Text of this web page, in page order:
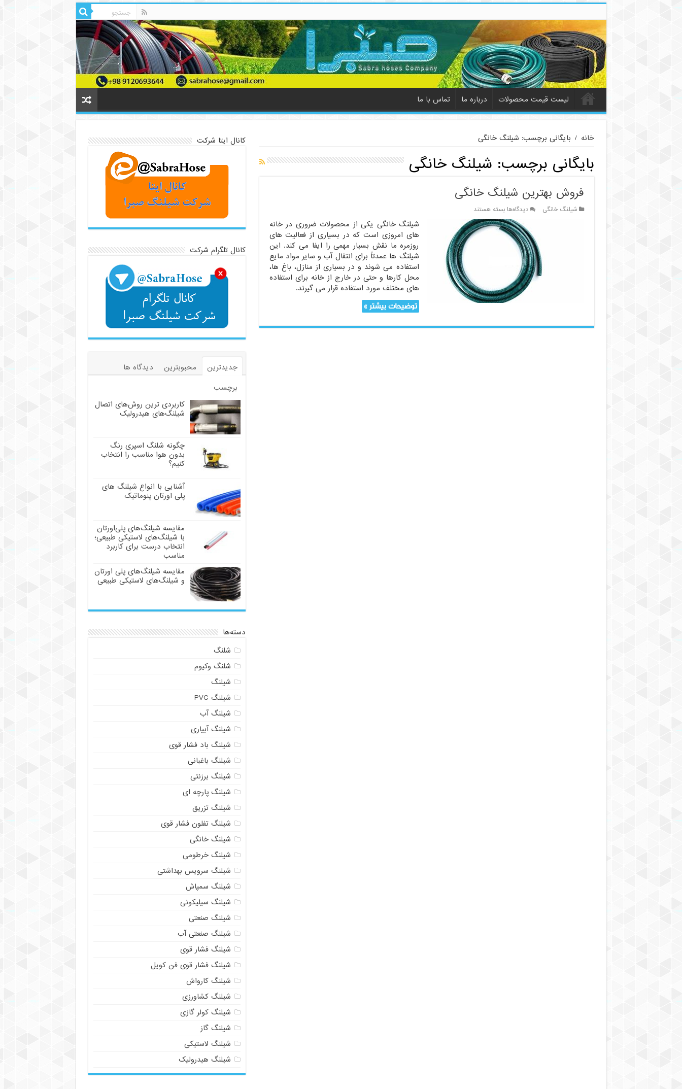
لیست قیمت محصولات درباره ما تماس با ما
خانه / بایگانی برچسب: شیلنگ خانگی
بایگانی برچسب: شیلنگ خانگی
فروش بهترین شیلنگ خانگی
شیلنگ خانگی دیدگاه‌هابرای
فروش
بهترین
بسته هستند
شیلنگ خانگی یکی از محصولات ضروری در خانه
های امروزی است که در بسیاری از فعالیت های
روزمره ما نقش بسیار مهمی را ایفا می کند. این
شیلنگ ها عمدتاً برای انتقال آب و سایر مواد مایع
استفاده می شوند و در بسیاری از منازل، باغ ها،
محل کارها و حتی در خارج از خانه برای استفاده
های مختلف مورد استفاده قرار می گیرند.
توضیحات بیشتر »
کانال ایتا شرکت
کانال تلگرام شرکت
جدیدترین محبوبترین
دیدگاه ها
برچسب
کاربردی ترین روش‌های اتصال
شیلنگ‌های هیدرولیک
چگونه شلنگ اسپری رنگ
بدون هوا مناسب را انتخاب
کنیم؟
آشنایی با انواع شیلنگ های
پلی اورتان پنوماتیک
مقایسه شیلنگ‌های پلی‌اورتان
با شیلنگ‌های لاستیکی طبیعی؛
انتخاب درست برای کاربرد
مناسب
مقایسه شیلنگ‌های پلی اورتان
و شیلنگ‌های لاستیکی طبیعی
دسته‌ها
شلنگ
شلنگ وکیوم
شیلنگ
شیلنگ PVC
شیلنگ آب
شیلنگ آبیاری
شیلنگ باد فشار قوی
شیلنگ باغبانی
شیلنگ برزنتی
شیلنگ پارچه‌ ای
شیلنگ تزریق
شیلنگ تفلون فشار قوی
شیلنگ خانگی
شیلنگ خرطومی
شیلنگ سرویس بهداشتی
شیلنگ سمپاش
شیلنگ سیلیکونی
شیلنگ صنعتی
شیلنگ صنعتی آب
شیلنگ فشار قوی
شیلنگ فشار قوی فن کویل
شیلنگ کارواش
شیلنگ کشاورزی
شیلنگ کولر گازی
شیلنگ گاز
شیلنگ لاستیکی
شیلنگ هیدرولیک